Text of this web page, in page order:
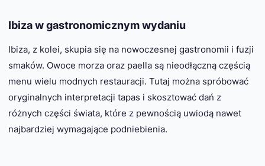
Ibiza w gastronomicznym wydaniu
Ibiza, z kolei, skupia się na nowoczesnej gastronomii i fuzji
smaków. Owoce morza oraz paella są nieodłączną częścią
menu wielu modnych restauracji. Tutaj można spróbować
oryginalnych interpretacji tapas i skosztować dań z
różnych części świata, które z pewnością uwiodą nawet
najbardziej wymagające podniebienia.